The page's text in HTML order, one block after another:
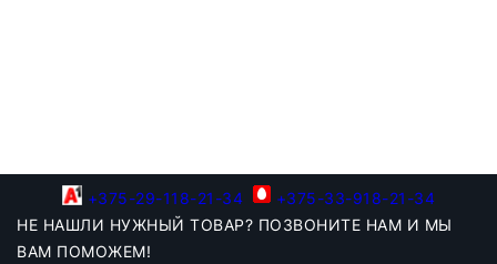
+375-29-118-21-34
+375-33-918-21-34
НЕ НАШЛИ НУЖНЫЙ ТОВАР? ПОЗВОНИТЕ НАМ И МЫ
ВАМ ПОМОЖЕМ!